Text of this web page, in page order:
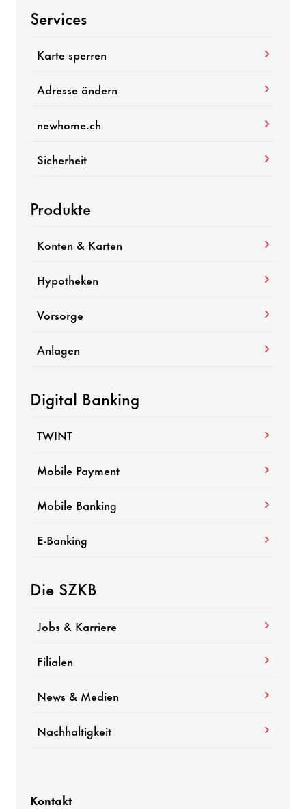
Services
Karte sperren
Adresse ändern
newhome.ch
Sicherheit
Produkte
Konten & Karten
Hypotheken
Vorsorge
Anlagen
Digital Banking
TWINT
Mobile Payment
Mobile Banking
E-Banking
Die SZKB
Jobs & Karriere
Filialen
News & Medien
Nachhaltigkeit
Kontakt